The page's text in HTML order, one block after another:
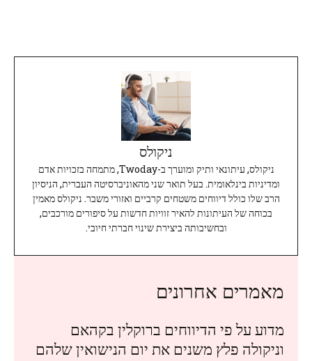
ניקולס
ניקולס, עיתונאי ותיק ומוערך ב-Twoday, מתמחה בזכויות אדם
ומדיניות בינלאומית. בעל תואר שני מהאוניברסיטה העברית, הניסיון
הרב שלו כולל דיווחים משטחים קרביים ואזורי משבר. ניקולס מאמין
בכוחה של העיתונות להאיר זוויות חדשות על סיפורים מורכבים,
ובחשיבותה ביצירת שינוי חברתי חיובי.
מאמרים אחרונים
מדוע על פי הדיווחים ברוקלין בקהאם
וניקולה פלץ משנים את יום הנישואין שלהם